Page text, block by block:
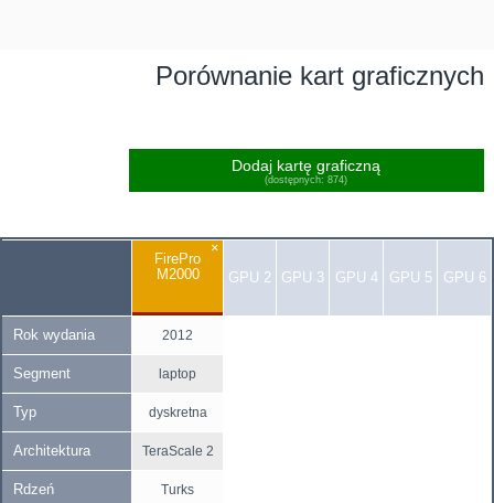
Porównanie kart graficznych
Dodaj kartę graficzną
(dostępnych: 874)
×
FirePro
M2000
GPU 2 GPU 3 GPU 4 GPU 5 GPU 6
Rok wydania 2012
Segment laptop
Typ dyskretna
Architektura TeraScale 2
Rdzeń Turks